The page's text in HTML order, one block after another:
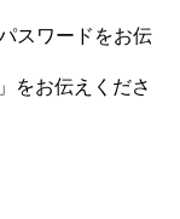
スワードをお伝
をお伝えくださ